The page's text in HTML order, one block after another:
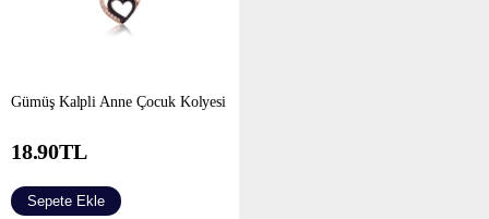
Gümüş Kalpli Anne Çocuk Kolyesi
18.90TL
Sepete Ekle